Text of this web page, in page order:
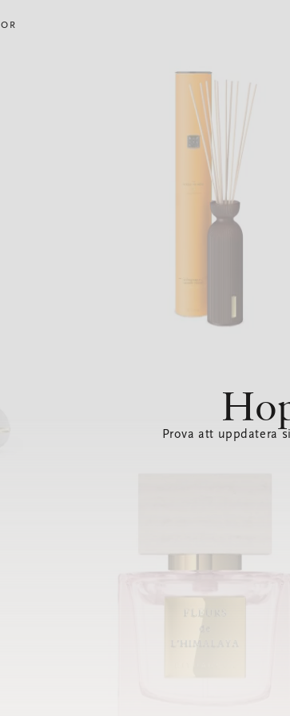
Prova att uppdatera